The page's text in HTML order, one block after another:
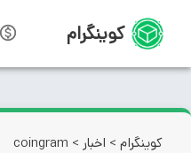
کوینگرام
کوینگرام > اخبار >
coingram